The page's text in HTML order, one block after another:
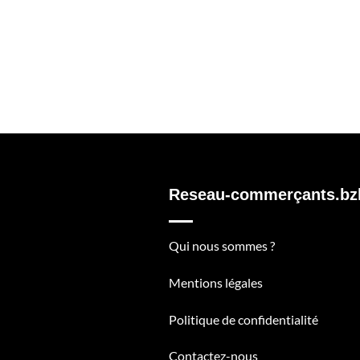
Reseau-
Qui nous sommes ?
Mentions légales
Politique de confidentialité
Contactez-nous